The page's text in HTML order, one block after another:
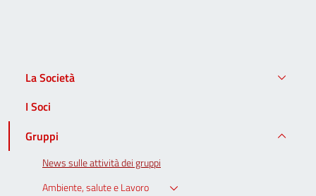
La Società
I Soci
Gruppi
News sulle attività dei gruppi
Ambiente, salute e Lavoro